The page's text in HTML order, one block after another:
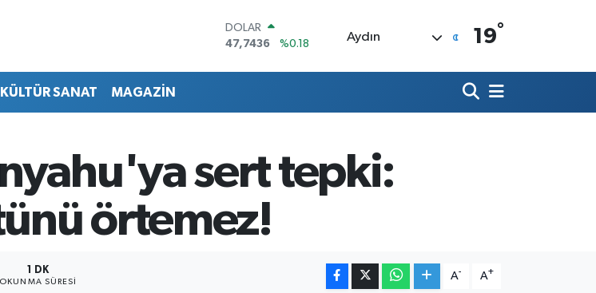
DOLAR
47,7436
%0.18
BİST100
13.779
%-14
BITCOIN
64.960,21
Aydın 19°
KÜLTÜR SANAT MAGAZİN
sert tepki:
örtemez!
1 DK
OKUNMA SÜRESI
A- A+